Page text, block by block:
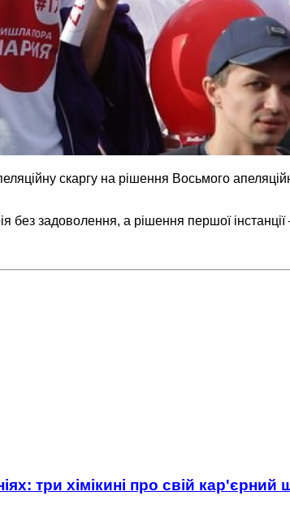
скаргу на рішення Восьмого
задоволення, а рішення першої
три хімікині про свій кар'єрний